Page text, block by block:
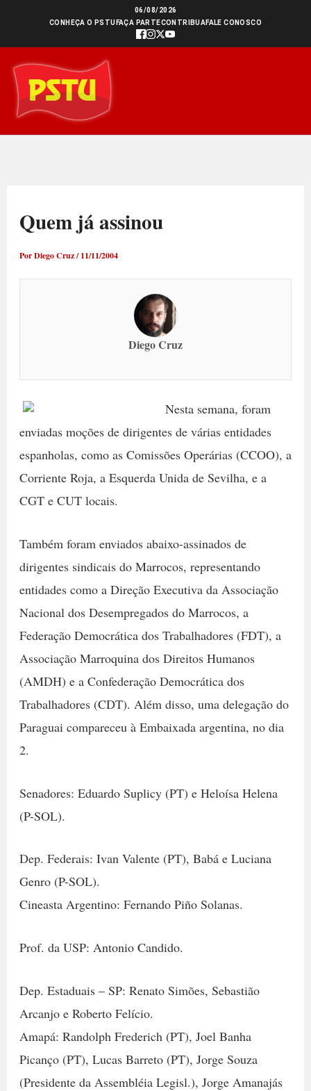
conteúdo
06/08/2026
CONHEÇA O PSTU FAÇA PARTECONTRIBUAFALE CONOSCO
Quem já assinou
PorDiego Cruz/11/11/2004
Diego Cruz
Nesta semana, foram
enviadas moções de dirigentes de várias entidades
espanholas, como as Comissões Operárias (CCOO), a
Corriente Roja, a Esquerda Unida de Sevilha, e a
CGT e CUT locais.
Também foram enviados abaixo-assinados de
dirigentes sindicais do Marrocos, representando
entidades como a Direção Executiva da Associação
Nacional dos Desempregados do Marrocos, a
Federação Democrática dos Trabalhadores (FDT), a
Associação Marroquina dos Direitos Humanos
(AMDH) e a Confederação Democrática dos
Trabalhadores (CDT). Além disso, uma delegação do
Paraguai compareceu à Embaixada argentina, no dia
2.
Senadores: Eduardo Suplicy (PT) e Heloísa Helena
(P-SOL).
Dep. Federais: Ivan Valente (PT), Babá e Luciana
Genro (P-SOL).
Cineasta Argentino: Fernando Piño Solanas.
Prof. da USP: Antonio Candido.
Dep. Estaduais – SP: Renato Simões, Sebastião
Arcanjo e Roberto Felício.
Amapá: Randolph Frederich (PT), Joel Banha
Picanço (PT), Lucas Barreto (PT), Jorge Souza
(Presidente da Assembléia Legisl.), Jorge Amanajás